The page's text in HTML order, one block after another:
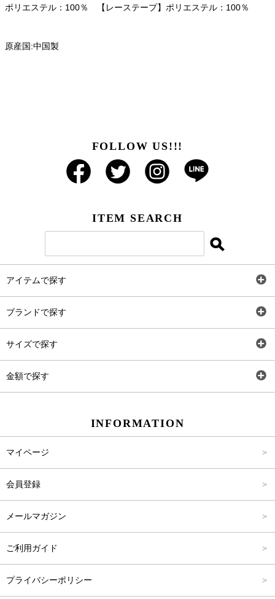
ポリエステル：100％ 【レーステープ】ポリエステル：100％
原産国:中国製
FOLLOW US!!!
ITEM SEARCH
アイテムで探す
ブランドで探す
サイズで探す
金額で探す
INFORMATION
マイページ
会員登録
メールマガジン
ご利用ガイド
プライバシーポリシー